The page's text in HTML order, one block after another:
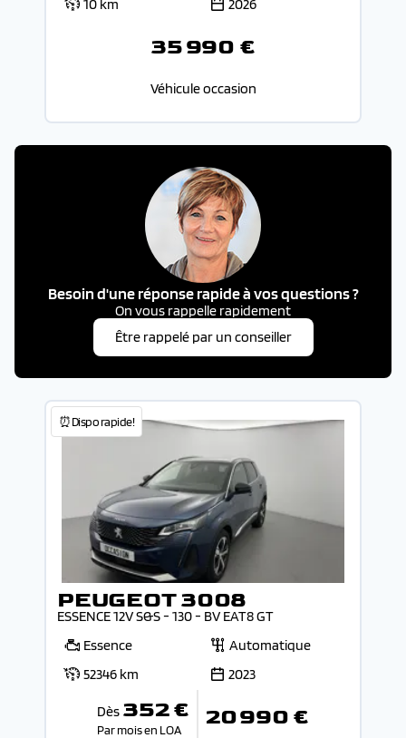
10 km 2026
35 990 €
Véhicule occasion
Besoin d'une réponse rapide à vos questions ?
On vous rappelle rapidement
Être rappelé par un conseiller
⏰Dispo rapide!
PEUGEOT 3008
ESSENCE 12V S&S - 130 - BV EAT8 GT
Essence
Automatique
52346 km
2023
Dès 352 €
Par mois en LOA 20 990 €